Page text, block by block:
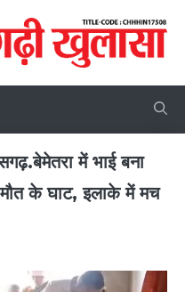
में भाई बना
के घाट, इलाके में मच